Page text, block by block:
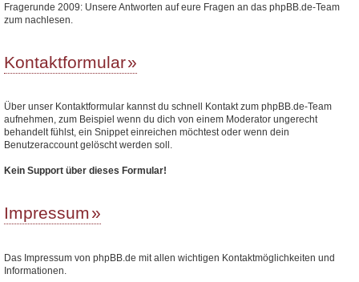
Fragerunde 2009: Unsere Antworten auf eure Fragen an das phpBB.de-Team
zum nachlesen.
Kontaktformular
Über unser Kontaktformular kannst du schnell Kontakt zum phpBB.de-Team
aufnehmen, zum Beispiel wenn du dich von einem Moderator ungerecht
behandelt fühlst, ein Snippet einreichen möchtest oder wenn dein
Benutzeraccount gelöscht werden soll.
Kein Support über dieses Formular!
Impressum
Das Impressum von phpBB.de mit allen wichtigen Kontaktmöglichkeiten und
Informationen.